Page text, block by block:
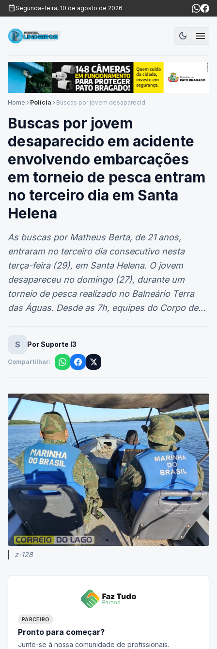
calendar_todaySegunda-feira, 10 de agosto de 2026
dark_modeModo
menu
Home arrow_forward_ios Polícia arrow_forward_ios Buscas por jovem desaparecido em acidente envolvendo embarcações em torneio de pesca entram no terceiro dia em Santa Helena
Buscas por jovem
desaparecido em acidente
envolvendo embarcações
em torneio de pesca entram
no terceiro dia em Santa
Helena
As buscas por Matheus Berta, de 21 anos,
entraram no terceiro dia consecutivo nesta
terça-feira (29), em Santa Helena. O jovem
desapareceu no domingo (27), durante um
torneio de pesca realizado no Balneário Terra
das Águas. Desde as 7h, equipes do Corpo de...
S Por Suporte I3
Compartilhar:
z-128
PARCEIRO
Pronto para começar?
Junte-se à nossa comunidade de profissionais.